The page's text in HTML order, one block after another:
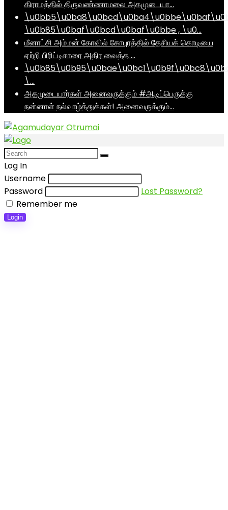
கிராமத்தில் திருவண்ணாமலை அகமுடையா…
\u0b85\u0baf\u0bcd\u0baf\u0bbe , \u0…
மீனாட்சி அம்மன் கோவில் கோபுரத்தில் தேசியக் கொடியை
ஏற்றி பிரிட்டிசாரை அதிர வைத்த …
\…
அகமுடையார்கள் அனைவருக்கும் #ஆடிப்பெருக்கு
நன்னாள் நல்வாழ்த்துக்கள்! அனைவருக்கும்…
Log In
Username
Password
Lost Password?
Remember me
Login